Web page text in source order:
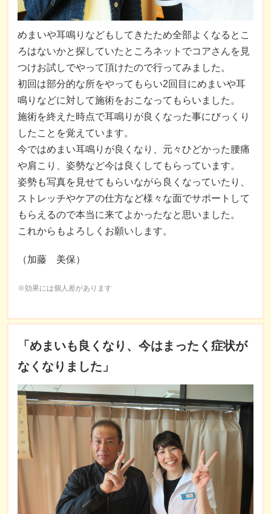
めまいや耳鳴りなどもしてきたため全部よくなるとこ
ろはないかと探していたところネットでコアさんを見
つけお試しでやって頂けたので行ってみました。
初回は部分的な所をやってもらい2回目にめまいや耳
鳴りなどに対して施術をおこなってもらいました。
施術を終えた時点で耳鳴りが良くなった事にびっくり
したことを覚えています。
今ではめまい耳鳴りが良くなり、元々ひどかった腰痛
や肩こり、姿勢など今は良くしてもらっています。
姿勢も写真を見せてもらいながら良くなっていたり、
ストレッチやケアの仕方など様々な面でサポートして
もらえるので本当に来てよかったなと思いました。
これからもよろしくお願いします。
（加藤 美保）
※効果には個人差があります
「めまいも良くなり、今はまったく症状が
なくなりました」